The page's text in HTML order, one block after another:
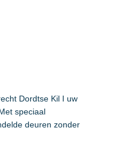
Dordtse Kil I uw
speciaal
deuren zonder